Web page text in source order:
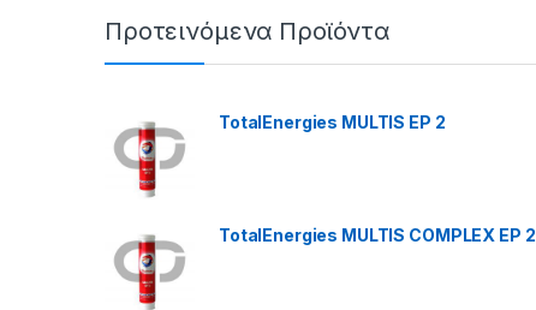
Προτεινόμενα Προϊόντα
TotalEnergies MULTIS EP 2
TotalEnergies MULTIS COMPLEX EP 2